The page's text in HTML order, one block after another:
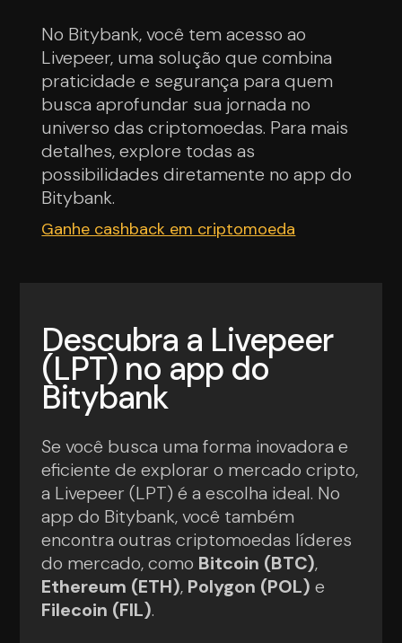
No Bitybank, você tem acesso ao
Livepeer, uma solução que combina
praticidade e segurança para quem
busca aprofundar sua jornada no
universo das criptomoedas. Para mais
detalhes, explore todas as
possibilidades diretamente no app do
Bitybank.
Ganhe cashback em criptomoeda
Descubra a Livepeer
(LPT) no app do
Bitybank
Se você busca uma forma inovadora e
eficiente de explorar o mercado cripto,
a Livepeer (LPT) é a escolha ideal. No
app do Bitybank, você também
encontra outras criptomoedas líderes
do mercado, como Bitcoin (BTC),
Ethereum (ETH), Polygon (POL) e
Filecoin (FIL).